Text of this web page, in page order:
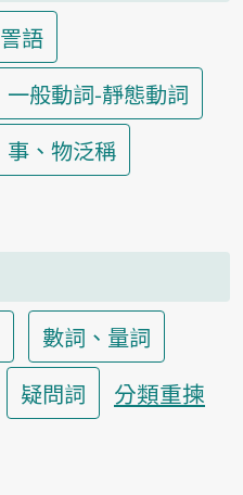
詈語
一般動詞-靜態動詞
事、物泛稱
數詞、量詞
疑問詞 分類重揀